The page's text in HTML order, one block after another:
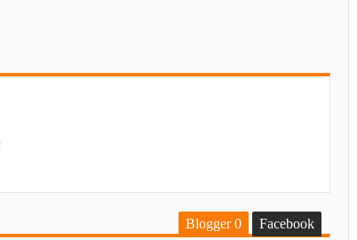
Blogger0 Facebook